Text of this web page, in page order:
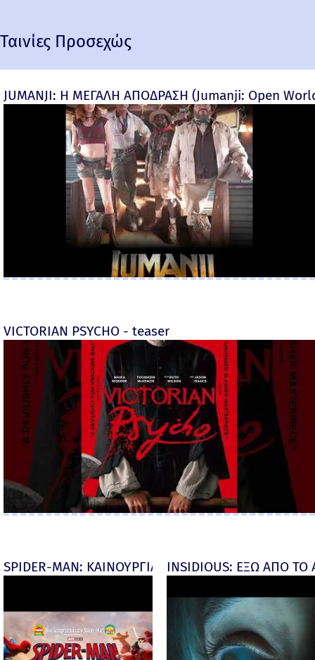
Ταινίες Προσεχώς
JUMANJI: Η ΜΕΓΑΛΗ ΑΠΟΔΡΑΣΗ (Jumanji: Open
VICTORIAN PSYCHO - teaser
SPIDER-MAN: ΚΑΙΝΟΥΡΓΙΑ ΜΕΡΑ (Spider-Man:
INSIDIOUS: ΕΞΩ ΑΠΟ